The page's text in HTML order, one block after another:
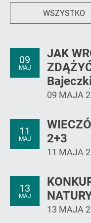
WSZYSTKO
09
MAJ
JAK
Bajeczki
09 MAJA
11
MAJ
2+3
11 MAJA
13
MAJ
13 MAJA